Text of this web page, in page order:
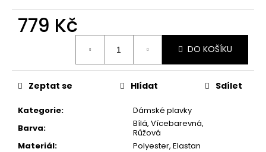
779 Kč
DO KOŠÍKU
Kategorie:
Dámské plavky
Barva:
Bílá, Vícebarevná,
Růžová
Materiál:
Polyester, Elastan
Zeptat se Hlídat Sdílet
DÁMSKÉ
BANDEAU
PASEM
ORNAMENTÁLNÍM
LEMEM
Kč